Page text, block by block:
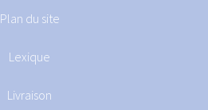
Plan du site
Lexique
Livraison